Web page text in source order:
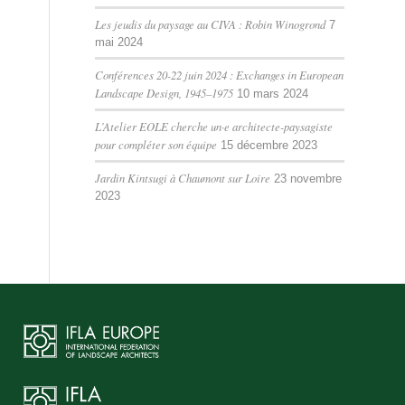
Les jeudis du paysage au CIVA : Robin Winogrond 7
mai 2024
Conférences 20-22 juin 2024 : Exchanges in European
Landscape Design, 1945–1975 10 mars 2024
L’Atelier EOLE cherche un·e architecte-paysagiste
pour compléter son équipe 15 décembre 2023
Jardin Kintsugi à Chaumont sur Loire 23 novembre
2023